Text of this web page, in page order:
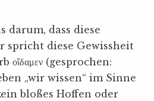
darum, dass diese
spricht diese Gewissheit
(gesprochen:
„wir wissen“ im Sinne
bloßes Hoffen oder